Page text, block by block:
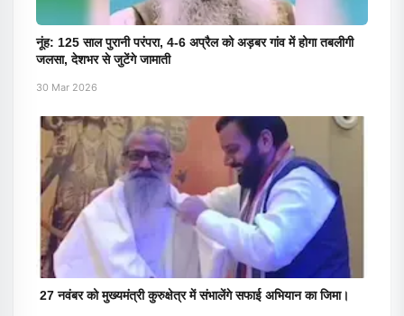
नूंह: 125 साल पुरानी परंपरा, 4-6 अप्रैल को अड़बर गांव में होगा तबलीगी
जलसा, देशभर से जुटेंगे जामाती
30 Mar 2026
27 नवंबर को मुख्यमंत्री कुरुक्षेत्र में संभालेंगे सफाई अभियान का जिमा।